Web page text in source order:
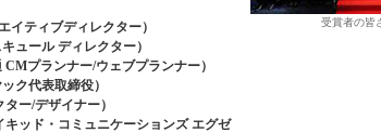
イティブディレクター）
ュール ディレクター）
プランナー/ウェブプランナー）
ク代表取締役）
ー/デザイナー）
ッド・コミュニケーションズ エグゼ
受賞者の皆